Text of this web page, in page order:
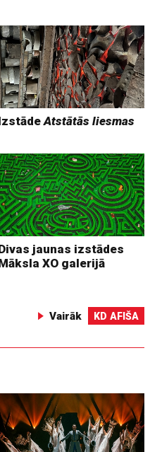
Atstātās liesmas
jaunas izstādes
XO galerijā
Vairāk KD AFIŠA